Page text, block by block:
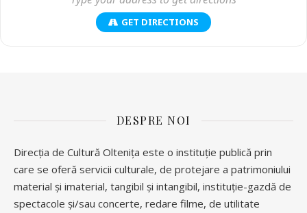
GET DIRECTIONS
DESPRE NOI
Direcția de Cultură Oltenița este o instituție publică prin
care se oferă servicii culturale, de protejare a patrimoniului
material și imaterial, tangibil și intangibil, instituție-gazdă de
spectacole și/sau concerte, redare filme, de utilitate